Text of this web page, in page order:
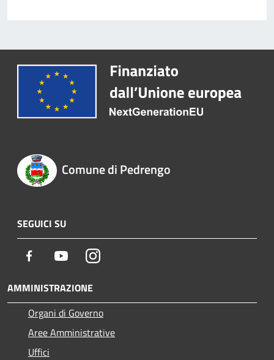
Comune di Pedrengo
SEGUICI SU
Facebook YoutubeInstagram
AMMINISTRAZIONE
Organi di Governo
Aree Amministrative
Uffici